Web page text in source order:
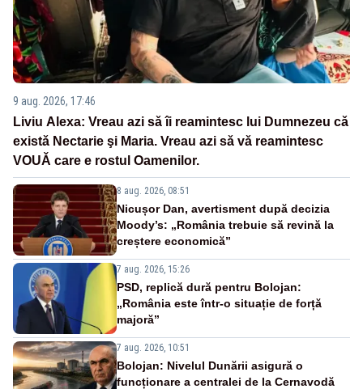
9 aug. 2026, 17:46
Liviu Alexa: Vreau azi sǎ îi reamintesc lui Dumnezeu cǎ
existǎ Nectarie şi Maria. Vreau azi sǎ vǎ reamintesc
VOUǍ care e rostul Oamenilor.
8 aug. 2026, 08:51
Nicușor Dan, avertisment după decizia
Moody’s: „România trebuie să revină la
creștere economică”
7 aug. 2026, 15:26
PSD, replică dură pentru Bolojan:
„România este într-o situație de forță
majoră”
7 aug. 2026, 10:51
Bolojan: Nivelul Dunării asigură o
funcționare a centralei de la Cernavodă